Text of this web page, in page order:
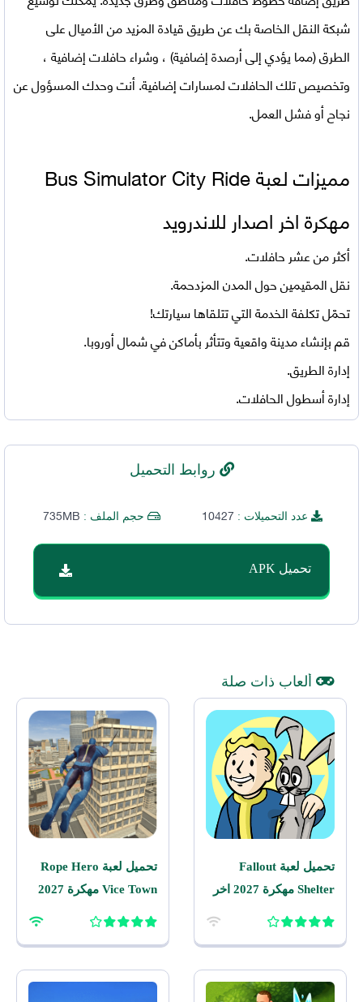
شبكة النقل الخاصة بك عن طريق قيادة المزيد من الأميال على
الطرق (مما يؤدي إلى أرصدة إضافية) ، وشراء حافلات إضافية ،
وتخصيص تلك الحافلات لمسارات إضافية. أنت وحدك المسؤول عن
نجاح أو فشل العمل.
مميزات لعبةBus Simulator City Ride
مهكرة اخر اصدار للاندرويد
أكثر من عشر حافلات.
نقل المقيمين حول المدن المزدحمة.
تحمّل تكلفة الخدمة التي تتلقاها سيارتك!
قم بإنشاء مدينة واقعية وتتأثر بأماكن في شمال أوروبا.
إدارة الطريق.
إدارة أسطول الحافلات.
روابط التحميل
عدد التحميلات :10427 حجم الملف : 735MB
تحميل APK
ألعاب ذات صلة
تحميل لعبة Fallout
Shelter مهكرة 2027 اخر
تحميل لعبة Rope Hero
Vice Town مهكرة 2027